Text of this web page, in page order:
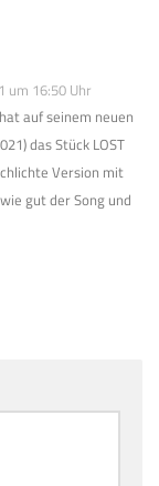
um 16:50 Uhr
auf seinem neuen
das Stück LOST
Version mit
gut der Song und